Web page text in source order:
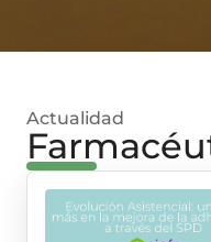
Actualidad